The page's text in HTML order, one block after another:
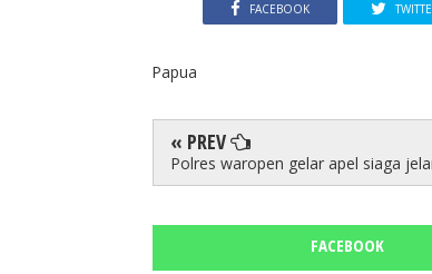
FACEBOOK
Papua
« PREV
Polres waropen gelar apel siaga
FACEBOOK